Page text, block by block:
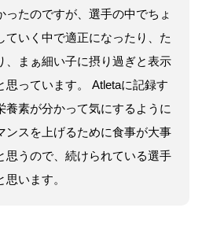
たのですが、選手の中でちょ
ていく中で適正になったり、た
、まぁ細い子に摂り過ぎと表示
思っています。 Atletaに記録す
養素が分かって気にするように
ンスを上げるために食事が大事
思うので、続けられている選手
います。